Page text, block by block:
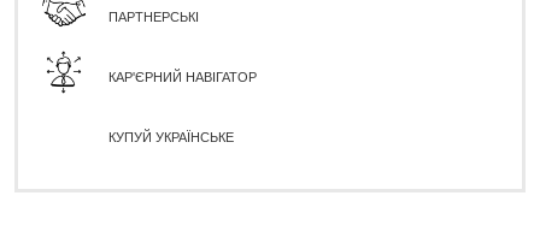
ПАРТНЕРСЬКІ
КАР'ЄРНИЙ НАВІГАТОР
КУПУЙ УКРАЇНСЬКЕ